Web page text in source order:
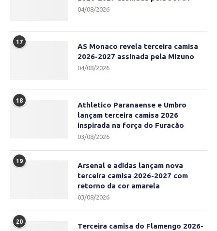
04/08/2026
17
AS Monaco revela terceira camisa
2026-2027 assinada pela Mizuno
04/08/2026
18
Athletico Paranaense e Umbro
lançam terceira camisa 2026
inspirada na força do Furacão
03/08/2026
19
Arsenal e adidas lançam nova
terceira camisa 2026-2027 com
retorno da cor amarela
03/08/2026
20
Terceira camisa do Flamengo 2026-